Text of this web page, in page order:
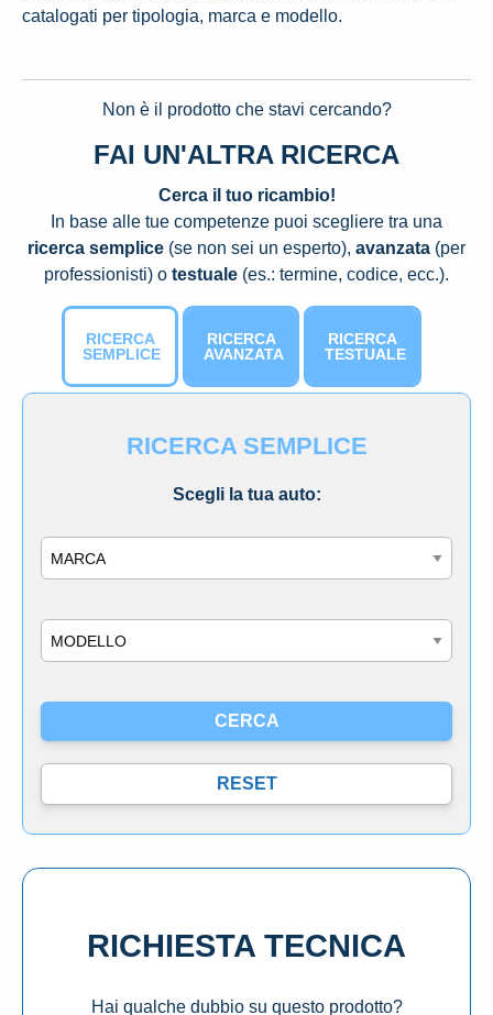
catalogati per tipologia, marca e modello.
Non è il prodotto che stavi cercando?
FAI UN'ALTRA RICERCA
Cerca il tuo ricambio!
In base alle tue competenze puoi scegliere tra una
ricerca semplice (se non sei un esperto), avanzata (per
professionisti) o testuale (es.: termine, codice, ecc.).
RICERCA
SEMPLICE
RICERCA
AVANZATA
RICERCA
TESTUALE
RICERCA SEMPLICE
Scegli la tua auto:
RICHIESTA TECNICA
Hai qualche dubbio su questo prodotto?